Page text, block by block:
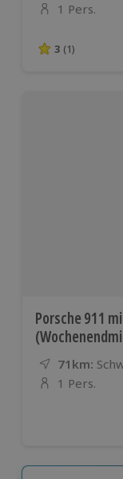
Anzahl der
1 Pers.
3 von 5
3 (1)
Porsche 911
71km:
Anzahl der
1 Pers.